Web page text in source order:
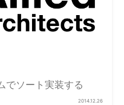
でソート実装する
2014.12.26